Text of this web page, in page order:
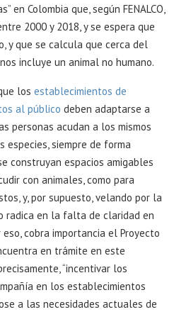
en Colombia que, según FENALCO,
2000 y 2018, y se espera que
y que se calcula que cerca del
incluye un animal no humano.
los establecimientos de
al público deben adaptarse a
personas acudan a los mismos
siempre de forma
construyan espacios amigables
con animales, como para
y, por supuesto, velando por la
radica en la falta de claridad en
cobra importancia el Proyecto
en trámite en este
“incentivar los
en los establecimientos
a las necesidades actuales de